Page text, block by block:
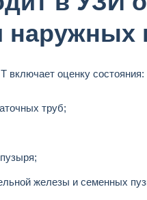
оценку состояния:
труб;
железы и семенных